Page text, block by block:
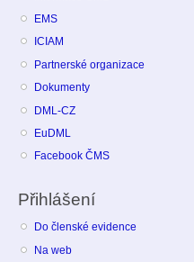
EMS
ICIAM
Partnerské organizace
Dokumenty
DML-CZ
EuDML
Facebook ČMS
Přihlášení
Do členské evidence
Na web